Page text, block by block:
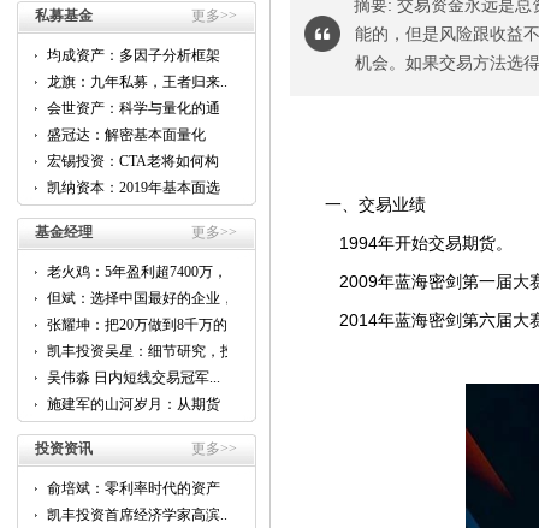
私募基金 更多>>
均成资产：多因子分析框架
的...
龙旗：九年私募，王者归来...
会世资产：科学与量化的通
用...
盛冠达：解密基本面量化
CTA...
宏锡投资：CTA老将如何构
建...
凯纳资本：2019年基本面选
股...
基金经理
更多>>
老火鸡：5年盈利超7400万，
他...
但斌：选择中国最好的企业，
跟...
张耀坤：把20万做到8千万的...
凯丰投资吴星：细节研究，投
资...
吴伟淼 日内短线交易冠军...
施建军的山河岁月：从期货
到...
投资资讯
更多>>
俞培斌：零利率时代的资产
配...
凯丰投资首席经济学家高滨...
摘要: 交易资金永远是总
能的，但是风险跟收益
机会。如果交易方法选
一、交易业绩
1994年开始交易期货。
2009年蓝海密剑第一届大
2014年蓝海密剑第六届大